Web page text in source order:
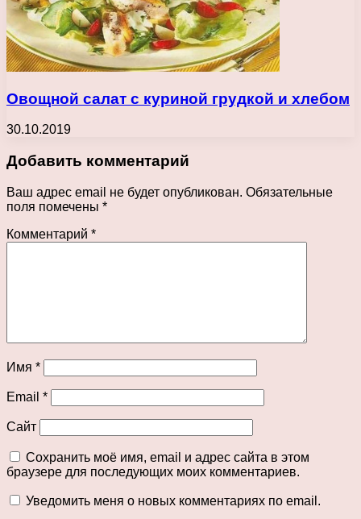
Овощной салат с куриной грудкой и хлебом
30.10.2019
Добавить комментарий
Ваш адрес email не будет опубликован. Обязательные
поля помечены *
Комментарий *
Имя *
Email *
Сайт
Сохранить моё имя, email и адрес сайта в этом
браузере для последующих моих комментариев.
Уведомить меня о новых комментариях по email.